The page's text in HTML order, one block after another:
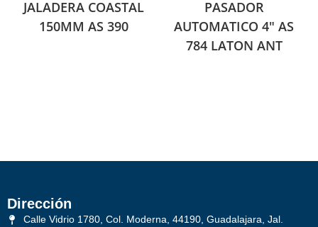
JALADERA COASTAL
150MM AS 390
PASADOR
AUTOMATICO 4″ AS
784 LATON ANT
Dirección
Calle Vidrio 1780, Col. Moderna, 44190, Guadalajara, Jal.